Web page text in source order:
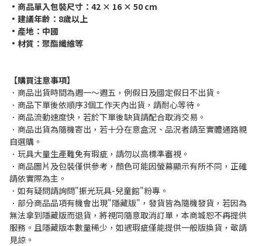
•商品單入包裝尺寸：42 × 16 × 50 cm
•建議年齡：8歲以上
•產地：中國
•材質：聚酯纖維等
【購買注意事項】
．商品出貨時間為週一～週五，例假日及國定假日不出貨。
．商品下單後依順序3個工作天內出貨，請耐心等待。
．商品流動速度快，若於下單後缺貨請配合取消交易。
．商品出貨為隨機寄出，若十分在意盒況、品況者請至實體通路親
自選購。
．玩具大量生產難免有瑕疵，請勿以高標準審視。
．商品圖片及包裝僅供參考，顏色可能因螢幕顯示有所不同，正確
請依實際為主。
．如有疑問請詢問"振光玩具-兒童館"粉專。
．部分商品品項有機會出現"隱藏版"，發貨皆為隨機發貨，若因為
無法拿到隱藏版而退貨，將視同隨意取消訂單，本商城恕不再提供
服務。且隱藏版本數量稀少，如遇瑕疵僅能提供一般版換貨，敬請
見諒。